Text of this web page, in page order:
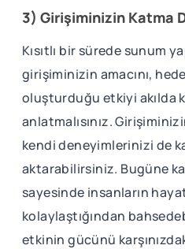
3) Girişiminizin Katma
Kısıtlı bir sürede sunum
girişiminizin amacını,
oluşturduğu etkiyi akılda
anlatmalısınız.
kendi deneyimlerinizi de
aktarabilirsiniz. Bugüne
sayesinde insanların
kolaylaştığından
etkinin gücünü